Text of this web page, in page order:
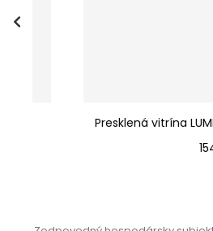
Presklená vitrína LUMEA -